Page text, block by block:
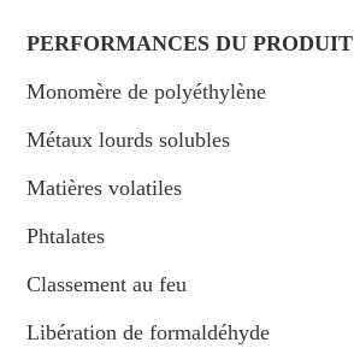
PERFORMANCES DU PRODUIT
Monomère de polyéthylène
Métaux lourds solubles
Matières volatiles
Phtalates
Classement au feu
Libération de formaldéhyde